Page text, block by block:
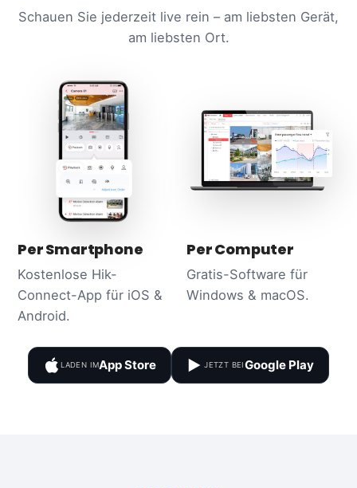
Schauen Sie jederzeit live rein – am liebsten Gerät,
am liebsten Ort.
Per Smartphone
Kostenlose Hik-
Connect-App für iOS &
Android.
Per Computer
Gratis-Software für
Windows & macOS.
LADEN IMApp Store JETZT BEIGoogle Play